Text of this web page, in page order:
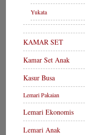
Yukata
KAMAR SET
Kamar Set Anak
Kasur Busa
Lemari Pakaian
Lemari Ekonomis
Lemari Anak